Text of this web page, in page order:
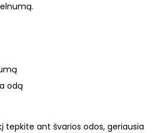
odą
tepkite ant švarios odos, geriausia